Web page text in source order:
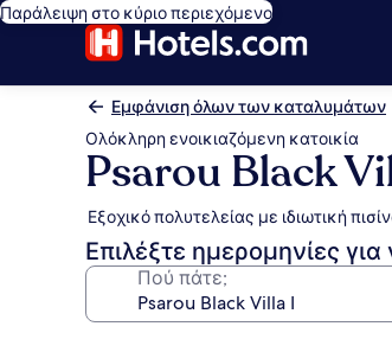
Παράλειψη στο κύριο περιεχόμενο
Εμφάνιση όλων των καταλυμάτων
Ολόκληρη ενοικιαζόμενη κατοικία
Psarou Black
Εξοχικό πολυτελείας με ιδιωτική
Επιλέξτε ημερομηνίες για
Πού πάτε;